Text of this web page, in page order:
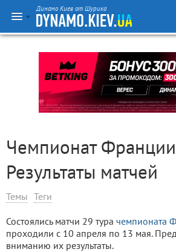
Динамо Киев от Шурика
Чемпионат
Результаты матчей
Темы Теги
Состоялись матчи 29 тура чемпионата
проходили с 10 апреля по 13 мая.
вниманию их результаты.